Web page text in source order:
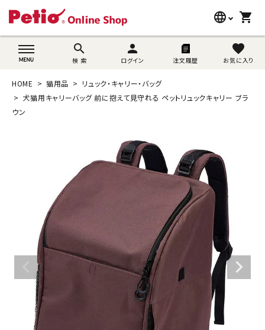
language
wovn-lang-name
shopping_cart
search
検 索
person
ログイン 注文履歴
favorite
お気に入り
search
猫用品
目的別に探す
SNS
ご利用案内
ACCOUNT MENU
ようこそ ゲスト 様
ログイン person 新規会員登録
HOME 猫用品
リュック・キャリー・バッグ
犬猫用キャリーバッグ 前に抱えて見守れる ペットリュックキャリー ブラ
ウン